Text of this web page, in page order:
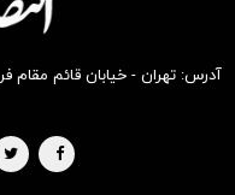
آدرس: تهران - خیابان قائم